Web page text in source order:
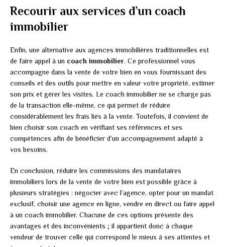
Recourir aux services d’un coach
immobilier
Enfin, une alternative aux agences immobilières traditionnelles est
de faire appel à un coach immobilier. Ce professionnel vous
accompagne dans la vente de votre bien en vous fournissant des
conseils et des outils pour mettre en valeur votre propriété, estimer
son prix et gérer les visites. Le coach immobilier ne se charge pas
de la transaction elle-même, ce qui permet de réduire
considérablement les frais liés à la vente. Toutefois, il convient de
bien choisir son coach en vérifiant ses références et ses
compétences afin de bénéficier d’un accompagnement adapté à
vos besoins.
En conclusion, réduire les commissions des mandataires
immobiliers lors de la vente de votre bien est possible grâce à
plusieurs stratégies : négocier avec l’agence, opter pour un mandat
exclusif, choisir une agence en ligne, vendre en direct ou faire appel
à un coach immobilier. Chacune de ces options présente des
avantages et des inconvénients ; il appartient donc à chaque
vendeur de trouver celle qui correspond le mieux à ses attentes et